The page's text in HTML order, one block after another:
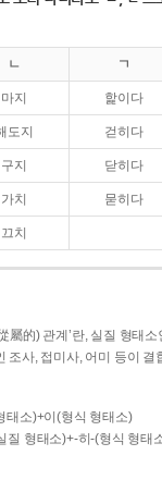
ㄴ ㄱ
마지 핥이다
도지 걷히다
구지 닫히다
가치 묻히다
끄치
屬的) 관계’란, 실질 형태
조사, 접미사, 어미 등이 결
태소)+이(형식 형태소)
질 형태소)+­-히­-(형식 형태